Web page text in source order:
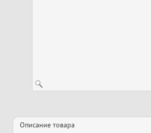
Описание товара